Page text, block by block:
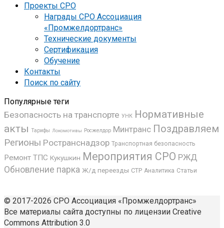
Проекты СРО
Награды СРО Ассоциация
«Промжелдортранс»
Технические документы
Сертификация
Обучение
Контакты
Поиск по сайту
Популярные теги
Безопасность на транспорте УНК Нормативные
акты Тарифы Локомотивы Росжелдор Минтранс Поздравляем
Регионы Ространснадзор Транспортная безопасность
Ремонт ТПС Кукушкин Мероприятия СРО РЖД
Обновление парка Ж/д переезды СТР Аналитика Статьи
© 2017-2026 СРО Ассоциация «Промжелдортранс»
Все материалы сайта доступны по лицензии Creative
Commons Attribution 3.0